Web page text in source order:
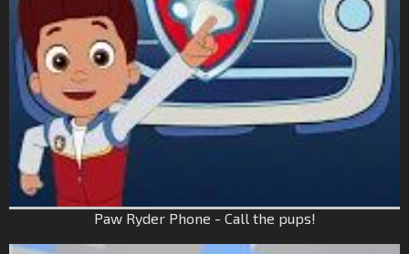
Paw Ryder Phone - Call the pups!